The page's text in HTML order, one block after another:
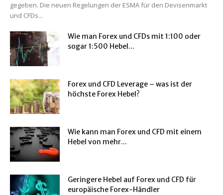
gegeben. Die neuen Regelungen der ESMA für den Devisenmarkt
und CFDs...
Wie man Forex und CFDs mit 1:100 oder
sogar 1:500 Hebel...
Forex und CFD Leverage – was ist der
höchste Forex Hebel?
Wie kann man Forex und CFD mit einem
Hebel von mehr...
Geringere Hebel auf Forex und CFD für
europäische Forex-Händler